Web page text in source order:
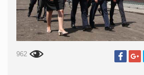
962